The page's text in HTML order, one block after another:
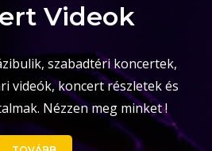
Videok
szabadtéri koncertek,
videók, koncert részletek és
Nézzen meg minket !